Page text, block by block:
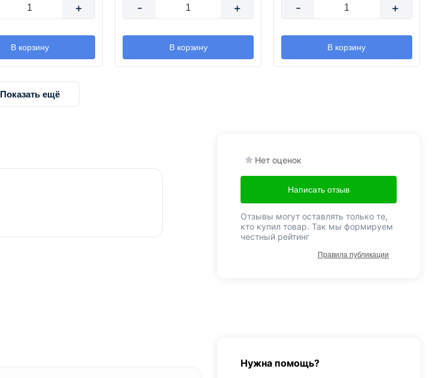
+
В корзину
- +
В корзину
- +
В корзину
Показать ещё
Нет оценок
Написать отзыв
Отзывы могут оставлять только те,
кто купил товар. Так мы формируем
честный рейтинг
Правила публикации
Нужна помощь?